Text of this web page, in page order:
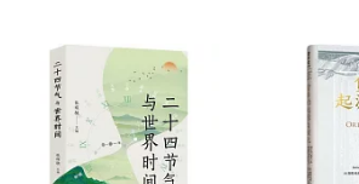
蔣軍虎（主編）(69)
徐潛（主編）(68)
中國金融出版社(772)
哈爾濱出版社(765)